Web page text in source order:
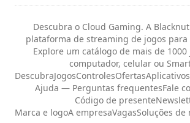
Descubra o Cloud Gaming. A
plataforma de streaming de jogos
Explore um catálogo de mais de 1000
computador, celular ou
DescubraJogosControlesOfertasAplicativos
Ajuda — Perguntas frequentesFale
Código de presente
Marca e logoA empresaVagasSoluções de